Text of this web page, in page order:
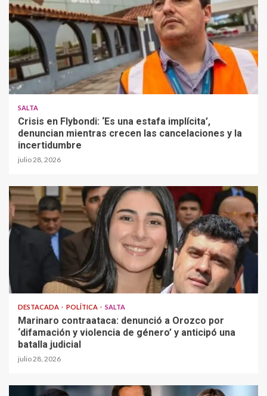
SALTA
Crisis en Flybondi: ‘Es una estafa implícita’,
denuncian mientras crecen las cancelaciones y la
incertidumbre
julio 28, 2026
DESTACADA POLÍTICA SALTA
Marinaro contraataca: denunció a Orozco por
‘difamación y violencia de género’ y anticipó una
batalla judicial
julio 28, 2026